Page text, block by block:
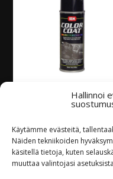
Hallinnoi
Käytämme evästeitä,
Näiden tekniikoiden
käsitellä tietoja, kuten
muuttaa valintojasi
SEM Color Coat -
37,00€
Varastossa